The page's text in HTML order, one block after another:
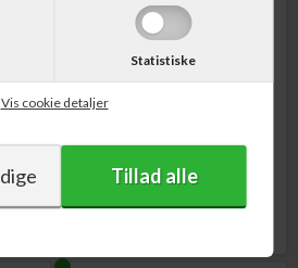
Statistiske
Vis cookie detaljer
DKK
Epson 405XL Kuffert
255,00